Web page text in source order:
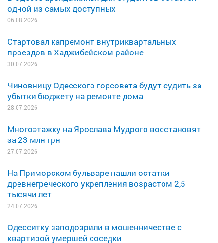
одной из самых доступных
06.08.2026
Стартовал капремонт внутриквартальных
проездов в Хаджибейском районе
30.07.2026
Чиновницу Одесского горсовета будут судить за
убытки бюджету на ремонте дома
28.07.2026
Многоэтажку на Ярослава Мудрого восстановят
за 23 млн грн
27.07.2026
На Приморском бульваре нашли остатки
древнегреческого укрепления возрастом 2,5
тысячи лет
24.07.2026
Одесситку заподозрили в мошенничестве с
квартирой умершей соседки